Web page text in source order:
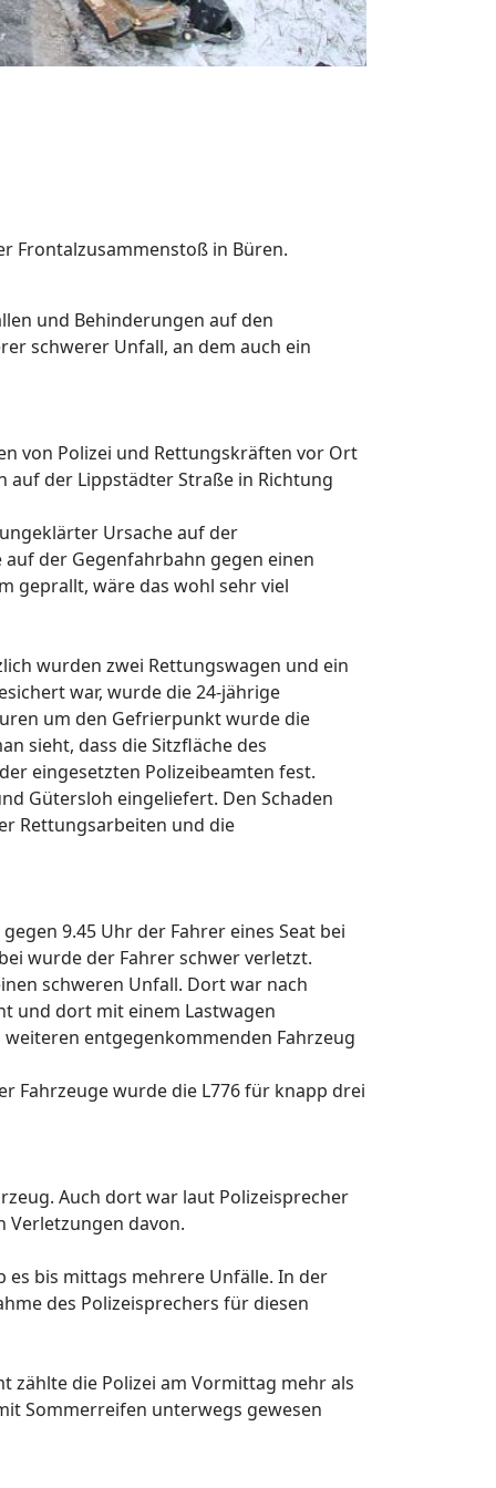
Frontalzusammenstoß in Büren.
und Behinderungen auf den
schwerer Unfall, an dem auch ein
von Polizei und Rettungskräften vor Ort
auf der Lippstädter Straße in Richtung
Ursache auf der
der Gegenfahrbahn gegen einen
geprallt, wäre das wohl sehr viel
wurden zwei Rettungswagen und ein
war, wurde die 24-jährige
um den Gefrierpunkt wurde die
sieht, dass die Sitzfläche des
eingesetzten Polizeibeamten fest.
Gütersloh eingeliefert. Den Schaden
Rettungsarbeiten und die
9.45 Uhr der Fahrer eines Seat bei
wurde der Fahrer schwer verletzt.
schweren Unfall. Dort war nach
und dort mit einem Lastwagen
entgegenkommenden Fahrzeug
Fahrzeuge wurde die L776 für knapp drei
Auch dort war laut Polizeisprecher
Verletzungen davon.
es bis mittags mehrere Unfälle. In der
des Polizeisprechers für diesen
zählte die Polizei am Vormittag mehr als
Sommerreifen unterwegs gewesen